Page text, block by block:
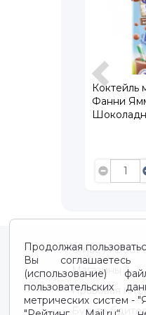
Коктейль
Клубника
Продолжая
Вы
(использование)
пользовательских
метрических систем -
О нас / About
Магазины
Правовая
Будьте